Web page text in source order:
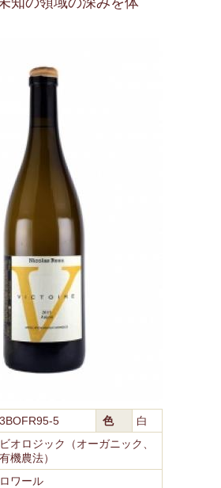
3BOFR95-5 色
白
ビオロジック（オーガニック、
有機農法）
ロワール